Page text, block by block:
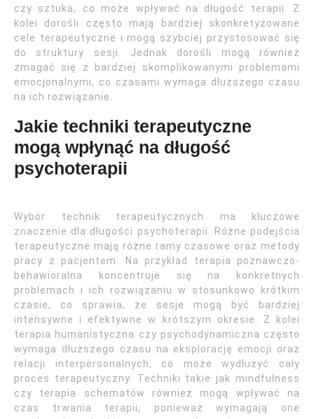
czy sztuka, co może wpływać na długość terapii. Z
kolei dorośli często mają bardziej skonkretyzowane
cele terapeutyczne i mogą szybciej przystosować się
do struktury sesji. Jednak dorośli mogą również
zmagać się z bardziej skomplikowanymi problemami
emocjonalnymi, co czasami wymaga dłuższego czasu
na ich rozwiązanie.
Jakie techniki terapeutyczne
mogą wpłynąć na długość
psychoterapii
Wybór technik terapeutycznych ma kluczowe
znaczenie dla długości psychoterapii. Różne podejścia
terapeutyczne mają różne ramy czasowe oraz metody
pracy z pacjentem. Na przykład terapia poznawczo-
behawioralna koncentruje się na konkretnych
problemach i ich rozwiązaniu w stosunkowo krótkim
czasie, co sprawia, że sesje mogą być bardziej
intensywne i efektywne w krótszym okresie. Z kolei
terapia humanistyczna czy psychodynamiczna często
wymaga dłuższego czasu na eksplorację emocji oraz
relacji interpersonalnych, co może wydłużyć cały
proces terapeutyczny. Techniki takie jak mindfulness
czy terapia schematów również mogą wpływać na
czas trwania terapii, ponieważ wymagają one